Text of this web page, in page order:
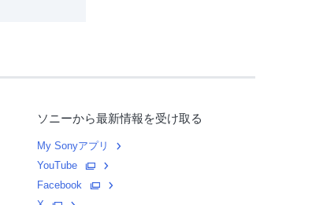
ソニーから最新情報を受け取る
My Sonyアプリ
YouTube
Facebook